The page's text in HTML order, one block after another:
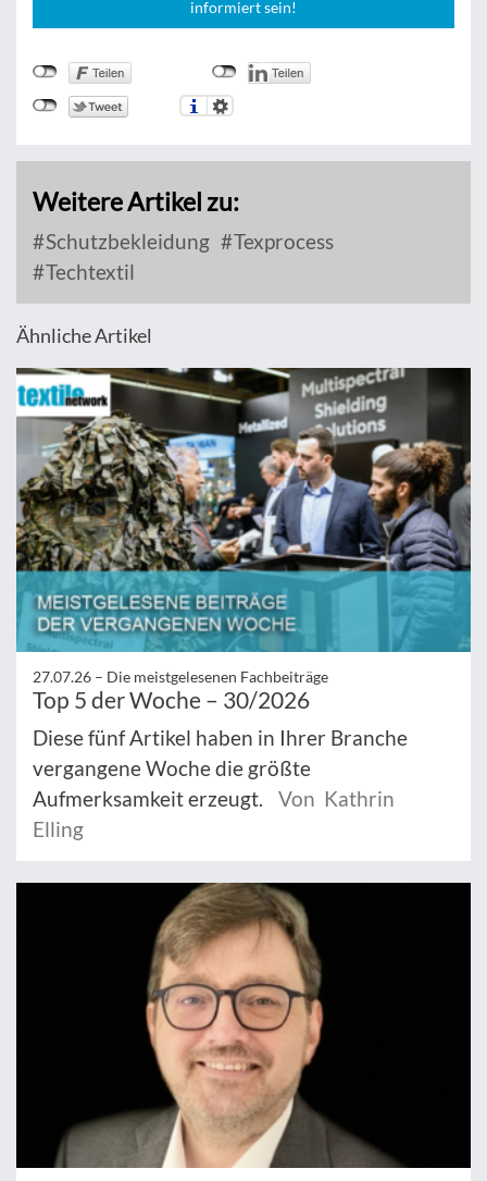
informiert sein!
Weitere Artikel zu:
Schutzbekleidung
Texprocess
Techtextil
Ähnliche Artikel
27.07.26 – Die meistgelesenen Fachbeiträge
Top 5 der Woche – 30/2026
Diese fünf Artikel haben in Ihrer Branche
vergangene Woche die größte
Aufmerksamkeit erzeugt.
Von Kathrin
Elling